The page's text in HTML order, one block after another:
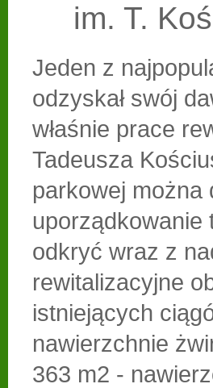
im. T.
Jeden z
odzyskał swój
właśnie prace
Tadeusza
parkowej można
uporządkowanie
odkryć wraz z
rewitalizacyjne
istniejących
nawierzchnie
363 m2 -